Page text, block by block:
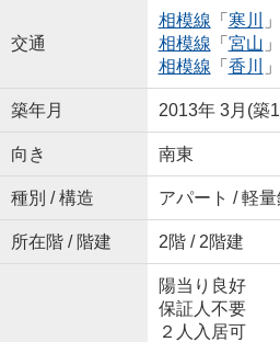
交通
相模線 「 寒川
相模線 「 宮山
相模線 「 香川
築年月 2013年 3月(築
向き 南東
種別 / 構造 アパート / 軽量
所在階 / 階建 2階 / 2階建
陽当り良好
保証人不要
２人入居可